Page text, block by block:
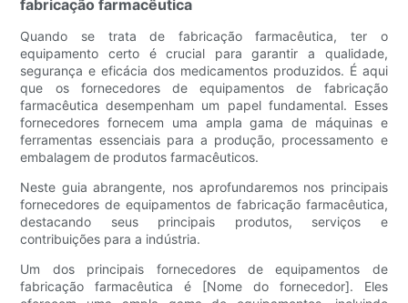
fabricação farmacêutica
Quando se trata de fabricação farmacêutica, ter o
equipamento certo é crucial para garantir a qualidade,
segurança e eficácia dos medicamentos produzidos. É aqui
que os fornecedores de equipamentos de fabricação
farmacêutica desempenham um papel fundamental. Esses
fornecedores fornecem uma ampla gama de máquinas e
ferramentas essenciais para a produção, processamento e
embalagem de produtos farmacêuticos.
Neste guia abrangente, nos aprofundaremos nos principais
fornecedores de equipamentos de fabricação farmacêutica,
destacando seus principais produtos, serviços e
contribuições para a indústria.
Um dos principais fornecedores de equipamentos de
fabricação farmacêutica é [Nome do fornecedor]. Eles